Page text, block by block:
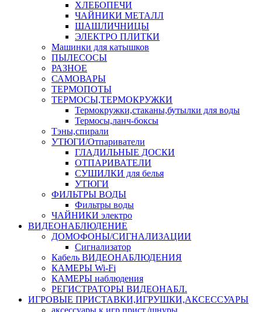
ХЛЕБОПЕЧИ
ЧАЙНИКИ МЕТАЛЛ
ШАШЛИЧНИЦЫ
ЭЛЕКТРО ПЛИТКИ
Машинки для катышков
ПЫЛЕСОСЫ
РАЗНОЕ
САМОВАРЫ
ТЕРМОПОТЫ
ТЕРМОСЫ,ТЕРМОКРУЖКИ
Термокружки,стаканы,бутылки для воды
Термосы,ланч-боксы
Тэны,спирали
УТЮГИ/Отпариватели
ГЛАДИЛЬНЫЕ ДОСКИ
ОТПАРИВАТЕЛИ
СУШИЛКИ для белья
УТЮГИ
ФИЛЬТРЫ ВОДЫ
Фильтры воды
ЧАЙНИКИ электро
ВИДЕОНАБЛЮДЕНИЕ
ДОМОФОНЫ/СИГНАЛИЗАЦИИ
Сигнализатор
Кабель ВИДЕОНАБЛЮДЕНИЯ
КАМЕРЫ Wi-Fi
КАМЕРЫ наблюдения
РЕГИСТРАТОРЫ ВИДЕОНАБЛ.
ИГРОВЫЕ ПРИСТАВКИ,ИГРУШКИ,АКСЕССУАРЫ
аксесcуары к игр.прист./шнуры